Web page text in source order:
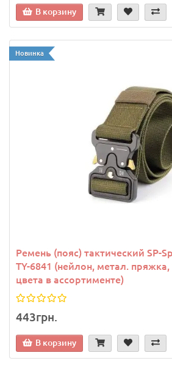
В корзину
Новинка
Ремень (пояс) тактический SP-
TY-6841 (нейлон, метал.
цвета в ассортименте)
443грн.
В корзину